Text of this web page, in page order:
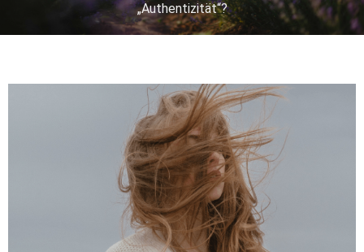
„Authentizität“?